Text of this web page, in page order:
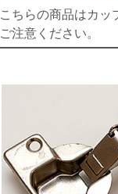
こちらの商品はカッ
ご注意ください。